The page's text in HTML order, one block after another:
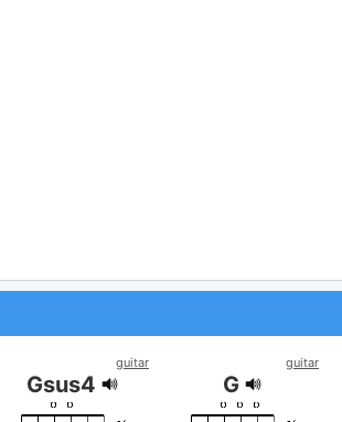
guitar
Gsus4
guitar
G